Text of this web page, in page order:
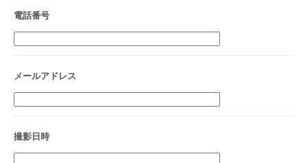
電話番号
メールアドレス
撮影日時